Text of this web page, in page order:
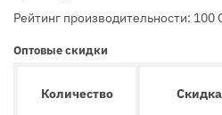
Рейтинг производительности: 100
Оптовые скидки
Количество Скидка